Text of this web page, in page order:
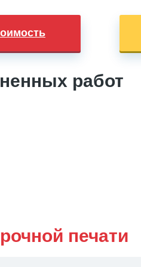
работ
печати